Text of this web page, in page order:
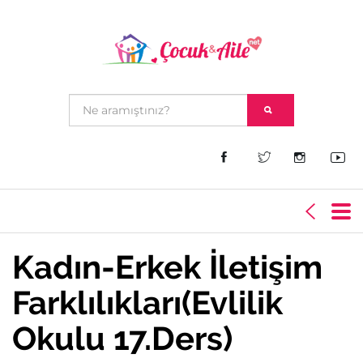
Kadın-Erkek İletişim
Farklılıkları(Evlilik
Okulu 17.Ders)